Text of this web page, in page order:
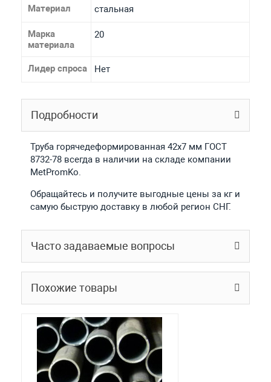
Материал стальная
Марка
материала
20
Лидер спроса Нет
Подробности
Труба горячедеформированная 42х7 мм ГОСТ
8732-78 всегда в наличии на складе компании
MetPromKo.
Обращайтесь и получите выгодные цены за кг и
самую быструю доставку в любой регион СНГ.
Часто задаваемые вопросы
Похожие товары